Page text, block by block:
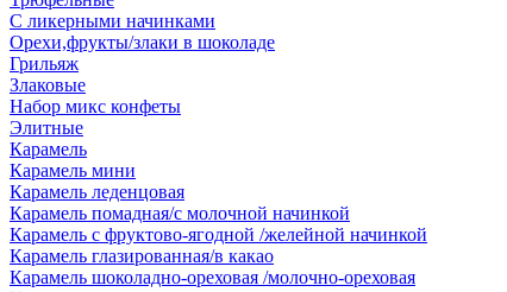
С ликерными начинками
Орехи,фрукты/злаки в шоколаде
Грильяж
Злаковые
Набор микс конфеты
Элитные
Карамель
Карамель мини
Карамель леденцовая
Карамель помадная/с молочной начинкой
Карамель с фруктово-ягодной /желейной начинкой
Карамель глазированная/в какао
Карамель шоколадно-ореховая /молочно-ореховая